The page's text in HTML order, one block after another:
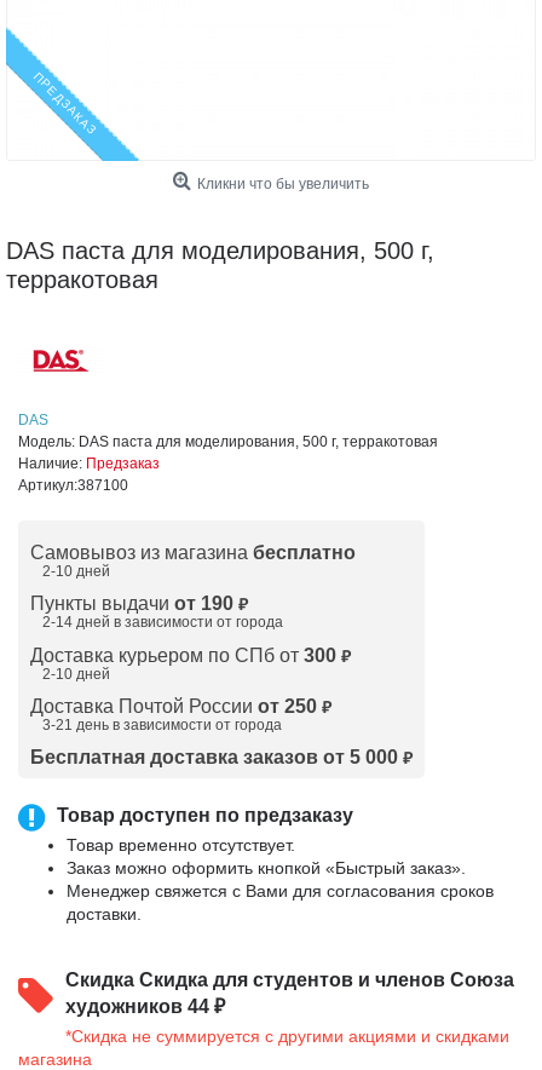
ПРЕДЗАКАЗ
Кликни что бы увеличить
DAS паста для моделирования, 500 г,
терракотовая
DAS
Модель: DAS паста для моделирования, 500 г, терракотовая
Наличие: Предзаказ
Артикул:387100
Самовывоз из магазина бесплатно
2-10 дней
Пункты выдачи от 190 ₽
2-14 дней в зависимости от города
Доставка курьером по СПб от 300 ₽
2-10 дней
Доставка Почтой России от 250 ₽
3-21 день в зависимости от города
Бесплатная доставка заказов от 5 000 ₽
Товар доступен по предзаказу
Товар временно отсутствует.
Заказ можно оформить кнопкой «Быстрый заказ».
Менеджер свяжется с Вами для согласования сроков
доставки.
Скидка Скидка для студентов и членов Союза
художников 44 ₽
*Скидка не суммируется с другими акциями и скидками
магазина